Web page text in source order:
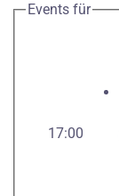
Events für
17:00